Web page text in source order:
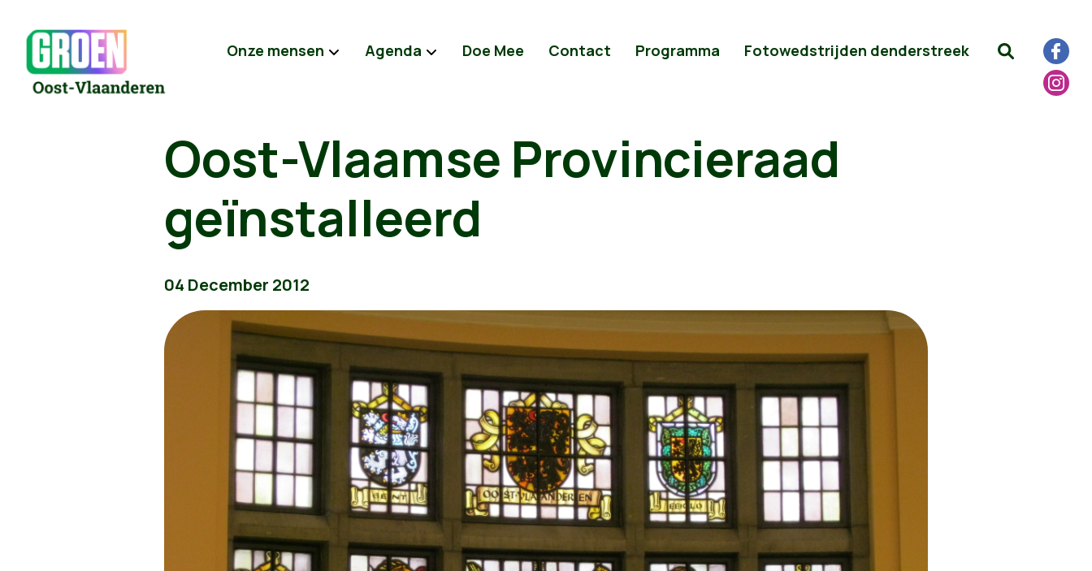
Onze mensen Agenda Doe Mee Contact Programma Fotowedstrijden denderstreek
Oost-Vlaamse Provincieraad
geïnstalleerd
04 December 2012